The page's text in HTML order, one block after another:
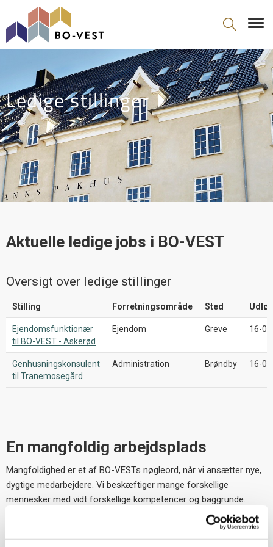
gå til indhold
Ledige stillinger
Aktuelle ledige jobs i BO-VEST
Oversigt over ledige stillinger
Stilling Forretningsområde Sted
Ejendomsfunktionær
til BO-VEST - Askerød
Ejendom Greve 16-
Genhusningskonsulent
til Tranemosegård
Administration Brøndby 16-
En mangfoldig arbejdsplads
Mangfoldighed er et af BO-VESTs nøgleord, når vi ansætter nye,
dygtige medarbejdere. Vi beskæftiger mange forskellige
mennesker med vidt forskellige kompetencer og baggrunde.
Vi har jobfunktioner som for eksempel ejendomsfunktionær eller
ejendomsleder i vores boligafdelinger. Vi har sagsbehandlere,